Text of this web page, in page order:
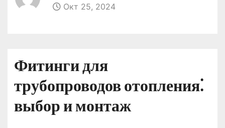
Окт 25, 2024
Фитинги для
трубопроводов отопления⁚
выбор и монтаж